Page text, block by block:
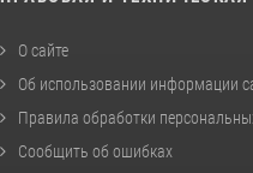
О сайте
Об использовании информации
Правила обработки
Сообщить об ошибках